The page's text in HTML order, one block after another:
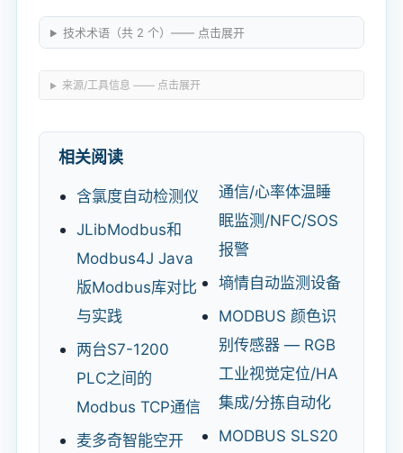
技术术语（共 2 个）—— 点击展开
来源/工具信息 —— 点击展开
相关阅读
含氯度自动检测仪
JLibModbus和
Modbus4J Java
版Modbus库对比
与实践
两台S7-1200
PLC之间的
Modbus TCP通信
麦多奇智能空开
通信/心率体温睡
眠监测/NFC/SOS
报警
墒情自动监测设备
MODBUS 颜色识
别传感器 — RGB
工业视觉定位/HA
集成/分拣自动化
MODBUS SLS20